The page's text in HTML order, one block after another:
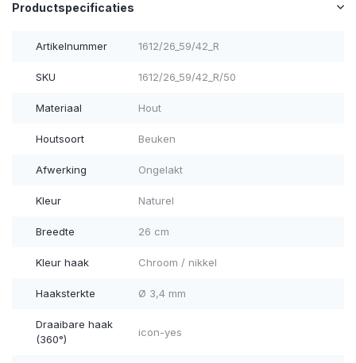
Productspecificaties
Artikelnummer 1612/26_59/42_R
SKU 1612/26_59/42_R/50
Materiaal Hout
Houtsoort Beuken
Afwerking Ongelakt
Kleur Naturel
Breedte 26 cm
Kleur haak Chroom / nikkel
Haaksterkte Ø 3,4 mm
Draaibare haak
(360°)
icon-yes